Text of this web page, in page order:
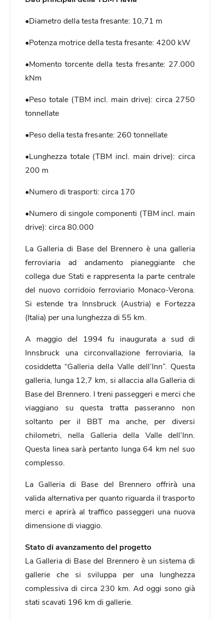
•Diametro della testa fresante: 10,71 m
•Potenza motrice della testa fresante: 4200 kW
•Momento torcente della testa fresante: 27.000
kNm
•Peso totale (TBM incl. main drive): circa 2750
tonnellate
•Peso della testa fresante: 260 tonnellate
•Lunghezza totale (TBM incl. main drive): circa
200 m
•Numero di trasporti: circa 170
•Numero di singole componenti (TBM incl. main
drive): circa 80.000
La Galleria di Base del Brennero è una galleria
ferroviaria ad andamento pianeggiante che
collega due Stati e rappresenta la parte centrale
del nuovo corridoio ferroviario Monaco-Verona.
Si estende tra Innsbruck (Austria) e Fortezza
(Italia) per una lunghezza di 55 km.
A maggio del 1994 fu inaugurata a sud di
Innsbruck una circonvallazione ferroviaria, la
cosiddetta “Galleria della Valle dell’Inn”. Questa
galleria, lunga 12,7 km, si allaccia alla Galleria di
Base del Brennero. I treni passeggeri e merci che
viaggiano su questa tratta passeranno non
soltanto per il BBT ma anche, per diversi
chilometri, nella Galleria della Valle dell’Inn.
Questa linea sarà pertanto lunga 64 km nel suo
complesso.
La Galleria di Base del Brennero offrirà una
valida alternativa per quanto riguarda il trasporto
merci e aprirà al traffico passeggeri una nuova
dimensione di viaggio.
Stato di avanzamento del progetto
La Galleria di Base del Brennero è un sistema di
gallerie che si sviluppa per una lunghezza
complessiva di circa 230 km. Ad oggi sono già
stati scavati 196 km di gallerie.